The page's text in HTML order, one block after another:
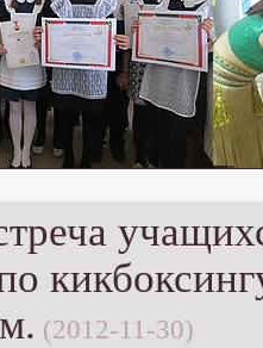
(2012-11-30)